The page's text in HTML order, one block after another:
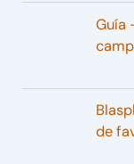
Guía
de